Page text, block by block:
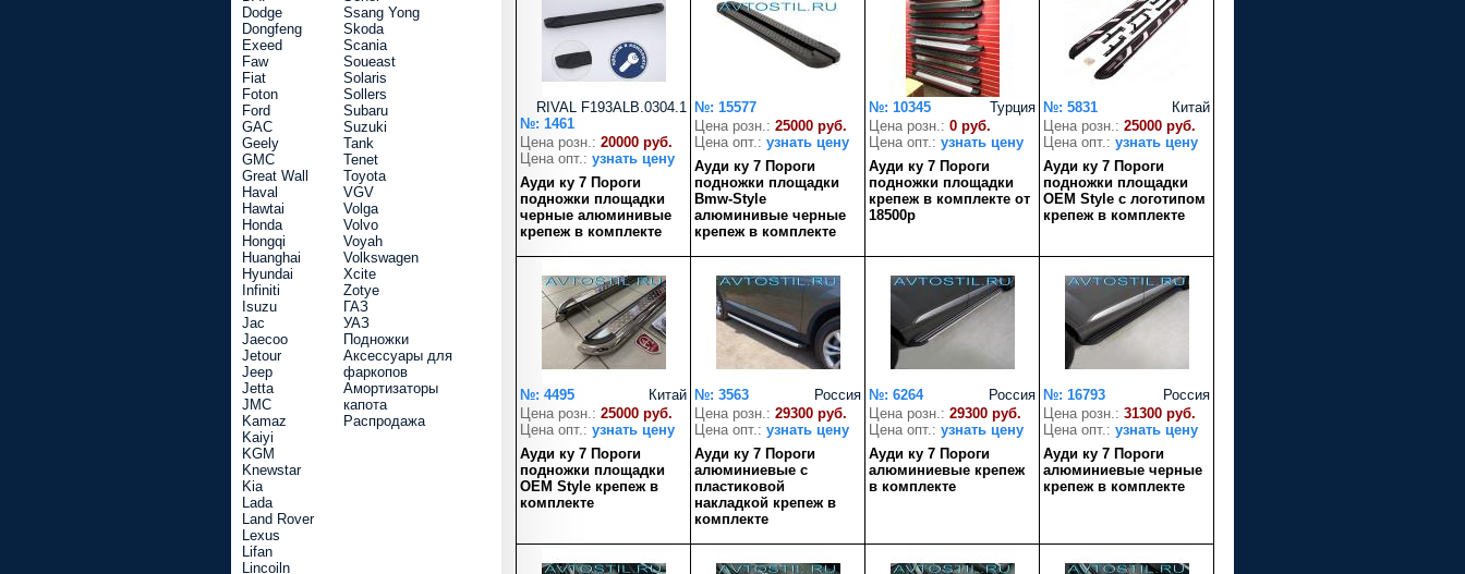
RIVAL F193ALB.0304.1
№: 1461
Цена розн.: 20000 руб.
Цена опт.: узнать цену
Ауди ку 7 Пороги
подножки площадки
черные алюминивые
крепеж в комплекте
№: 15577
Цена розн.: 25000 руб.
Цена опт.: узнать цену
Ауди ку 7 Пороги
подножки площадки
Bmw-Style
алюминивые черные
крепеж в комплекте
Турция
№: 10345
Цена розн.: 0 руб.
Цена опт.: узнать цену
Ауди ку 7 Пороги
подножки площадки
крепеж в комплекте от
18500р
Китай
№: 5831
Цена розн.: 25000 руб.
Цена опт.: узнать цену
Ауди ку 7 Пороги
подножки площадки
OEM Style с логотипом
крепеж в комплекте
Китай
№: 4495
Цена розн.: 25000 руб.
Цена опт.: узнать цену
Ауди ку 7 Пороги
подножки площадки
OEM Style крепеж в
комплекте
Россия
№: 3563
Цена розн.: 29300 руб.
Цена опт.: узнать цену
Ауди ку 7 Пороги
алюминиевые с
пластиковой
накладкой крепеж в
комплекте
Россия
№: 6264
Цена розн.: 29300 руб.
Цена опт.: узнать цену
Ауди ку 7 Пороги
алюминиевые крепеж
в комплекте
Россия
№: 16793
Цена розн.: 31300 руб.
Цена опт.: узнать цену
Ауди ку 7 Пороги
алюминиевые черные
крепеж в комплекте
Dodge
Dongfeng
Exeed
Faw
Fiat
Foton
Ford
GAC
Geely
GMC
Great Wall
Haval
Hawtai
Honda
Hongqi
Huanghai
Hyundai
Infiniti
Isuzu
Jac
Jaecoo
Jetour
Jeep
Jetta
JMC
Kamaz
Kaiyi
KGM
Knewstar
Kia
Lada
Land Rover
Lexus
Lifan
Lincoiln
Ssang Yong
Skoda
Scania
Soueast
Solaris
Sollers
Subaru
Suzuki
Tank
Tenet
Toyota
VGV
Volga
Volvo
Voyah
Volkswagen
Xcite
Zotye
ГАЗ
УАЗ
Подножки
Аксессуары для
фаркопов
Амортизаторы
капота
Распродажа